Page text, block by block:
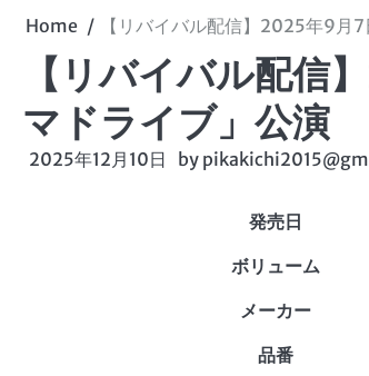
Home 【リバイバル配信】2025年9月
【リバイバル配信
マドライブ」公演
2025年12月10日 by
発売日
ボリューム
メーカー
品番